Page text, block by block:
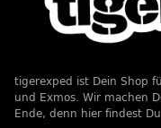
tigerexped ist Dein Shop
und Exmos. Wir machen
Ende, denn hier findest Du